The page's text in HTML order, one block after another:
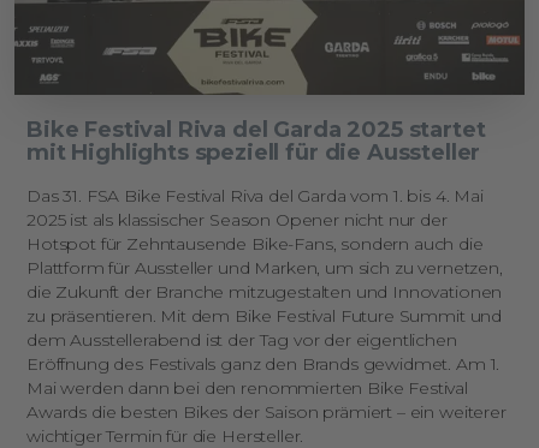
Bike Festival Riva del Garda 2025 startet
mit Highlights speziell für die Aussteller
Das 31. FSA Bike Festival Riva del Garda vom 1. bis 4. Mai
2025 ist als klassischer Season Opener nicht nur der
Hotspot für Zehntausende Bike-Fans, sondern auch die
Plattform für Aussteller und Marken, um sich zu vernetzen,
die Zukunft der Branche mitzugestalten und Innovationen
zu präsentieren. Mit dem Bike Festival Future Summit und
dem Ausstellerabend ist der Tag vor der eigentlichen
Eröffnung des Festivals ganz den Brands gewidmet. Am 1.
Mai werden dann bei den renommierten Bike Festival
Awards die besten Bikes der Saison prämiert – ein weiterer
wichtiger Termin für die Hersteller.